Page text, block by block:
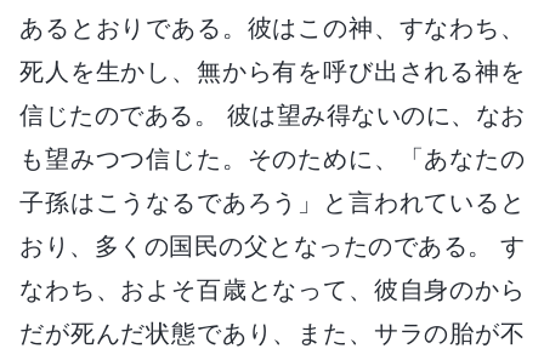
あるとおりである。彼はこの神、すなわち、
死人を生かし、無から有を呼び出される神を
信じたのである。 彼は望み得ないのに、なお
も望みつつ信じた。そのために、「あなたの
子孫はこうなるであろう」と言われていると
おり、多くの国民の父となったのである。 す
なわち、およそ百歳となって、彼自身のから
だが死んだ状態であり、また、サラの胎が不